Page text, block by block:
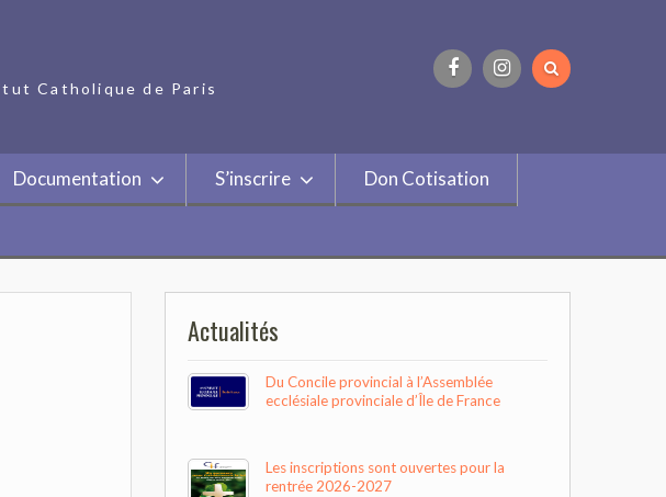
Catholique de Paris
Documentation S’inscrire Don Cotisation
Actualités
Du Concile provincial à l’Assemblée
ecclésiale provinciale d’Île de France
Les inscriptions sont ouvertes pour la
rentrée 2026-2027